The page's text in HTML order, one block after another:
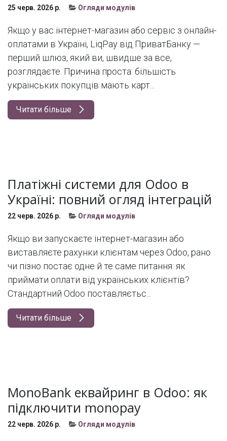
25 черв. 2026 р. Огляди модулів
Якщо у вас інтернет-магазин або сервіс з онлайн-
оплатами в Україні, LiqPay від ПриватБанку —
перший шлюз, який ви, швидше за все,
розглядаєте. Причина проста: більшість
українських покупців мають карт...
Читати більше
Платіжні системи для Odoo в
Україні: повний огляд інтеграцій
22 черв. 2026 р. Огляди модулів
Якщо ви запускаєте інтернет-магазин або
виставляєте рахунки клієнтам через Odoo, рано
чи пізно постає одне й те саме питання: як
приймати оплати від українських клієнтів?
Стандартний Odoo поставляєтьс...
Читати більше
MonoBank еквайринг в Odoo: як
підключити monopay
22 черв. 2026 р. Огляди модулів